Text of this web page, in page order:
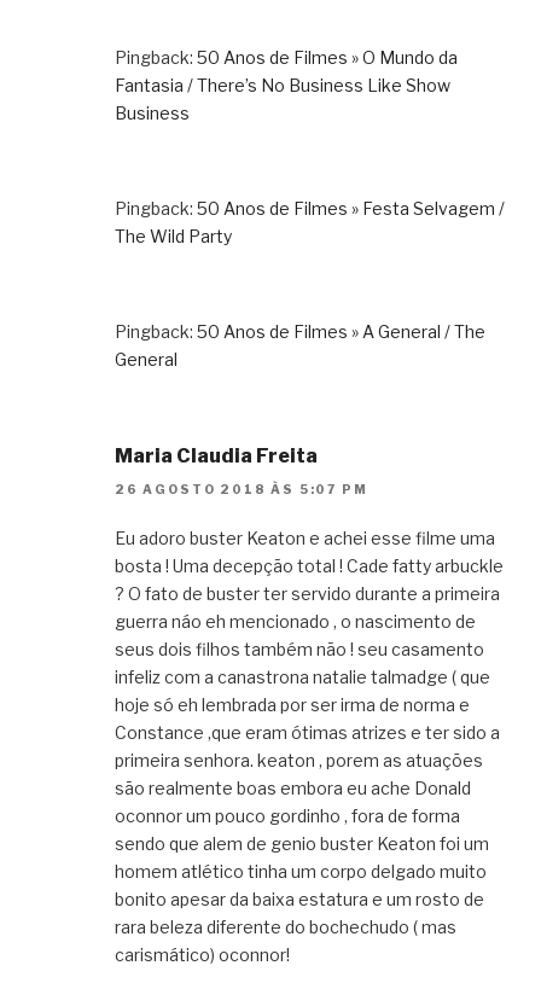
Pingback: 50 Anos de Filmes » O Mundo da
Fantasia / There’s No Business Like Show
Business
Pingback: 50 Anos de Filmes » Festa Selvagem /
The Wild Party
Pingback: 50 Anos de Filmes » A General / The
General
Maria Claudia Freita
26 AGOSTO 2018 ÀS 5:07 PM
Eu adoro buster Keaton e achei esse filme uma
bosta ! Uma decepção total ! Cade fatty arbuckle
? O fato de buster ter servido durante a primeira
guerra náo eh mencionado , o nascimento de
seus dois filhos também não ! seu casamento
infeliz com a canastrona natalie talmadge ( que
hoje só eh lembrada por ser irma de norma e
Constance ,que eram ótimas atrizes e ter sido a
primeira senhora. keaton , porem as atuações
são realmente boas embora eu ache Donald
oconnor um pouco gordinho , fora de forma
sendo que alem de genio buster Keaton foi um
homem atlético tinha um corpo delgado muito
bonito apesar da baixa estatura e um rosto de
rara beleza diferente do bochechudo ( mas
carismático) oconnor!